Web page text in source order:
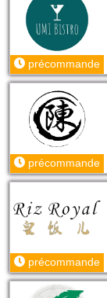
précommande
précommande
précommande